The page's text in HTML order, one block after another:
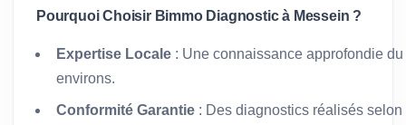
Pourquoi Choisir Bimmo Diagnostic à Messein ?
Expertise Locale : Une connaissance approfondie
environs.
Conformité Garantie : Des diagnostics réalisés